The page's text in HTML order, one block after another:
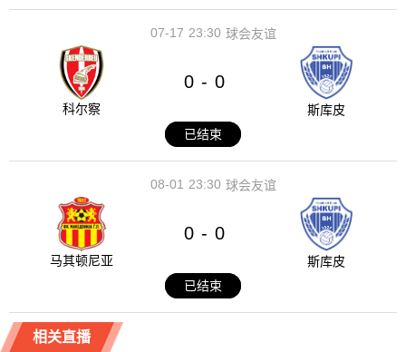
23:30
07-17 球会友谊
科尔察
0 - 0
斯库皮
已结束
23:30
08-01 球会友谊
马其顿尼亚
0 - 0
斯库皮
已结束
相关直播